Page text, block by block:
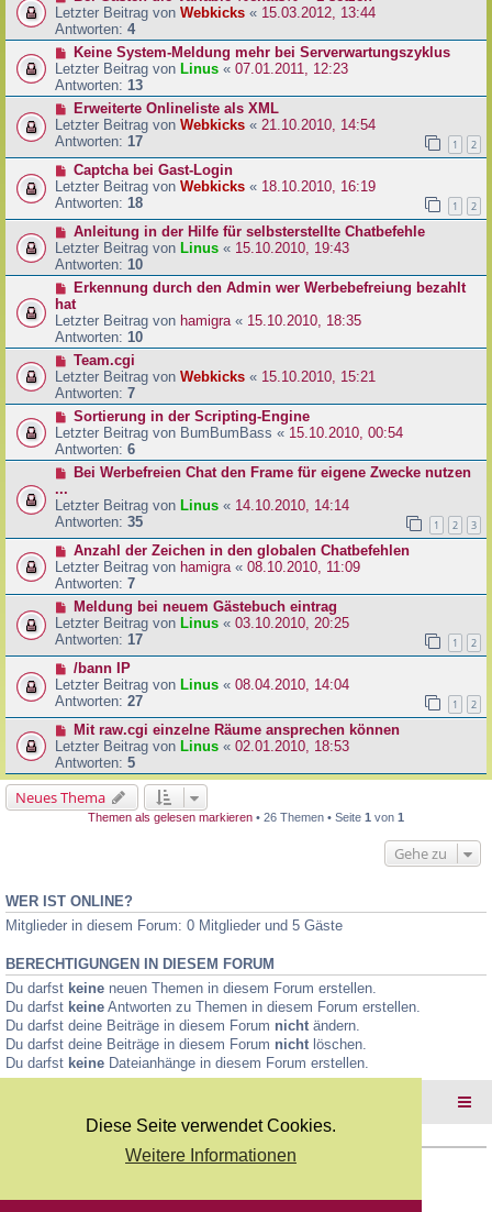
Diese Seite verwendet Cookies.
Weitere Informationen
Letzter Beitrag von Webkicks « 15.03.2012, 13:44
Antworten: 4
Keine System-Meldung mehr bei Serverwartungszyklus
Letzter Beitrag von Linus « 07.01.2011, 12:23
Antworten: 13
Erweiterte Onlineliste als XML
Letzter Beitrag von Webkicks « 21.10.2010, 14:54
Antworten: 17 1 2
Captcha bei Gast-Login
Letzter Beitrag von Webkicks « 18.10.2010, 16:19
Antworten: 18 1 2
Anleitung in der Hilfe für selbsterstellte Chatbefehle
Letzter Beitrag von Linus « 15.10.2010, 19:43
Antworten: 10
Erkennung durch den Admin wer Werbebefreiung bezahlt
hat
Letzter Beitrag von hamigra « 15.10.2010, 18:35
Antworten: 10
Team.cgi
Letzter Beitrag von Webkicks « 15.10.2010, 15:21
Antworten: 7
Sortierung in der Scripting-Engine
Letzter Beitrag von BumBumBass « 15.10.2010, 00:54
Antworten: 6
Bei Werbefreien Chat den Frame für eigene Zwecke nutzen
...
Letzter Beitrag von Linus « 14.10.2010, 14:14
Antworten: 35 1 2 3
Anzahl der Zeichen in den globalen Chatbefehlen
Letzter Beitrag von hamigra « 08.10.2010, 11:09
Antworten: 7
Meldung bei neuem Gästebuch eintrag
Letzter Beitrag von Linus « 03.10.2010, 20:25
Antworten: 17 1 2
/bann IP
Letzter Beitrag von Linus « 08.04.2010, 14:04
Antworten: 27 1 2
Mit raw.cgi einzelne Räume ansprechen können
Letzter Beitrag von Linus « 02.01.2010, 18:53
Antworten: 5
Neues Thema
Themen als gelesen markieren • 26 Themen • Seite 1 von 1
Gehe zu
WER IST ONLINE?
Mitglieder in diesem Forum: 0 Mitglieder und 5 Gäste
BERECHTIGUNGEN IN DIESEM FORUM
Du darfst keine neuen Themen in diesem Forum erstellen.
Du darfst keine Antworten zu Themen in diesem Forum erstellen.
Du darfst deine Beiträge in diesem Forum nicht ändern.
Du darfst deine Beiträge in diesem Forum nicht löschen.
Du darfst keine Dateianhänge in diesem Forum erstellen.
Deutsche Übersetzung durchphpBB.de